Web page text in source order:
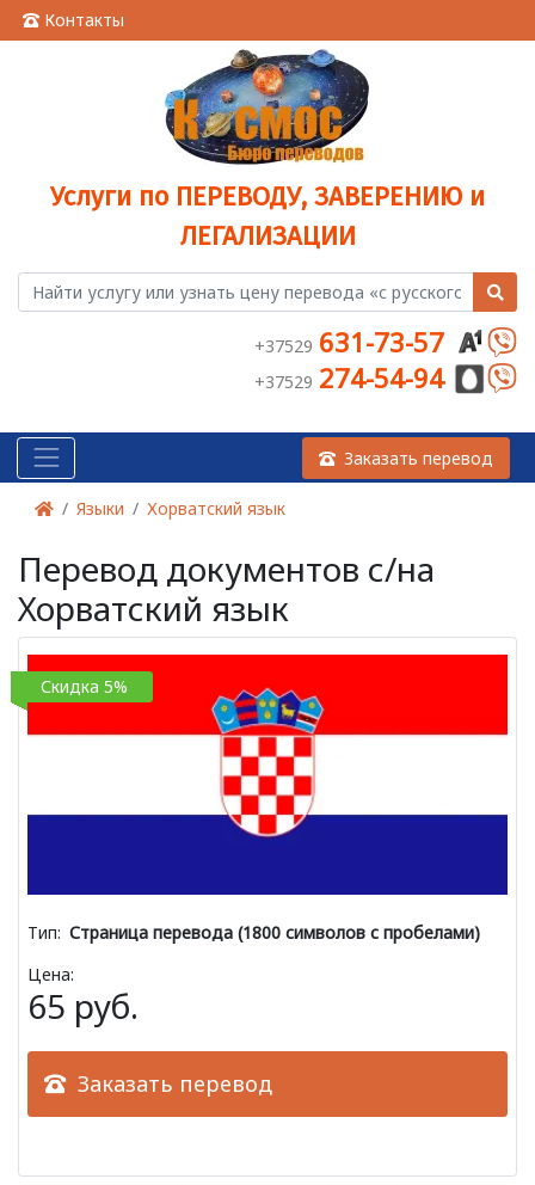
Контакты
Услуги по ПЕРЕВОДУ, ЗАВЕРЕНИЮ и
ЛЕГАЛИЗАЦИИ
+37529 631-73-57
+37529 274-54-94
Заказать перевод
Языки Хорватский язык
Перевод документов с/на
Хорватский язык
Скидка 5%
Тип: Страница перевода (1800 символов с пробелами)
Цена:
65 руб.
Заказать перевод